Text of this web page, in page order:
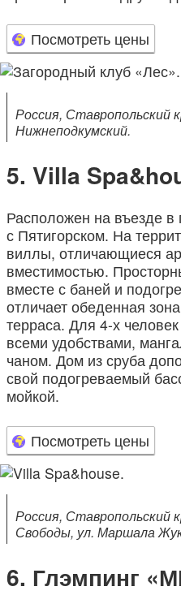
Посмотреть цены
Россия, Ставропольский
Нижнеподкумский.
Villa
Расположен на въезде
с Пятигорском. На
виллы, отличающиеся
вместимостью.
вместе с баней и
отличает обеденная
терраса. Для 4-х
всеми удобствами,
чаном. Дом из сруба
свой подогреваемый
мойкой.
Посмотреть цены
Россия, Ставропольский
Свободы, ул. Маршала
Глэмпинг